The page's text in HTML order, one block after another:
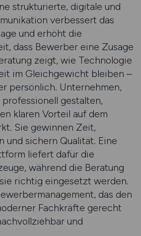
strukturierte, digitale und
verbessert das
und erhöht die
dass Bewerber eine Zusage
zeigt, wie Technologie
im Gleichgewicht bleiben –
persönlich. Unternehmen,
gestalten,
klaren Vorteil auf dem
Sie gewinnen Zeit,
und sichern Qualität. Eine
liefert dafür die
während die Beratung
richtig eingesetzt werden.
das den
Fachkräfte gerecht
und